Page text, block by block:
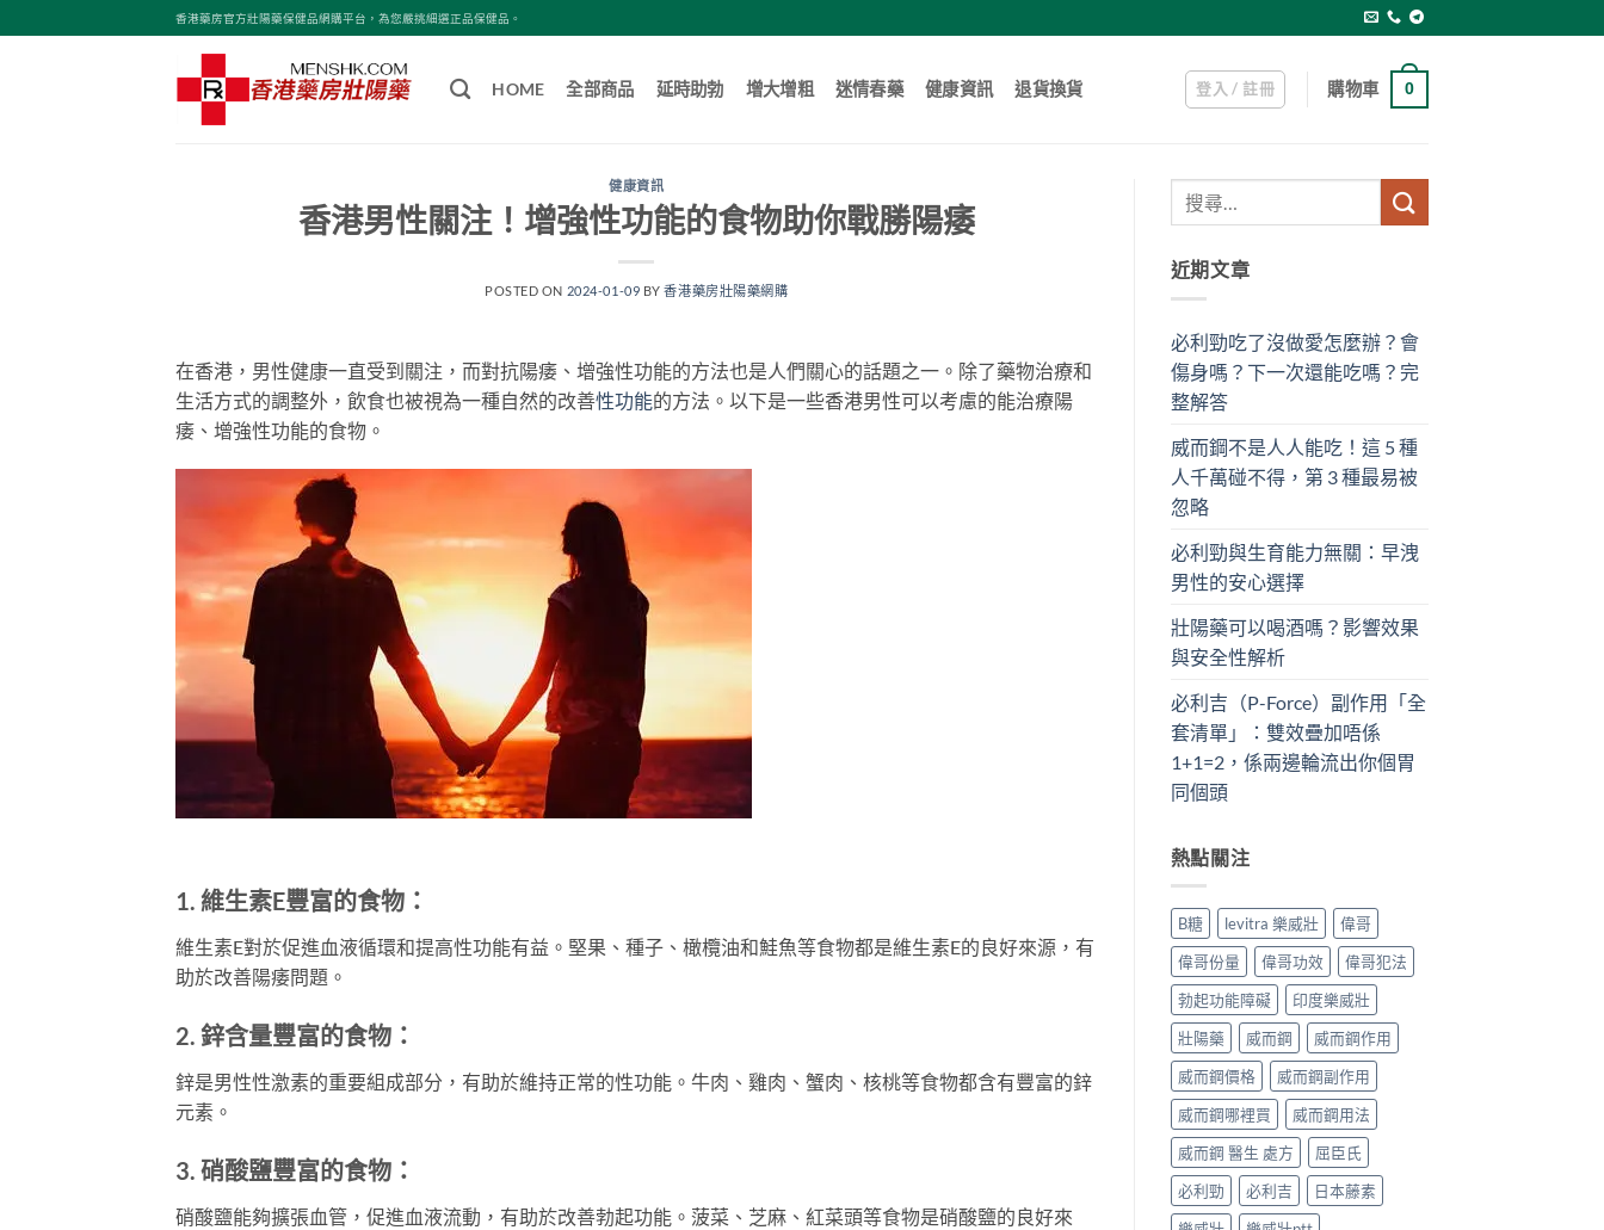
to
香港藥房官方壯陽藥保健品網購平台，為您嚴挑細選正品保健品。
HOME 全部商品 延時助勃 增大增粗 迷情春藥 健康資訊 退貨換貨 登入 / 註冊 購物車 0
健康資訊
香港男性關注！增強性功能的食物助你戰勝陽痿
POSTED ON 2024-01-09 BY香港藥房壯陽藥網購
在香港，男性健康一直受到關注，而對抗陽痿、增強性功能的方法也是人們關心的話題之一。除了藥物治療和
生活方式的調整外，飲食也被視為一種自然的改善性功能的方法。以下是一些香港男性可以考慮的能治療陽
痿、增強性功能的食物。
1. 維生素E豐富的食物：
維生素E對於促進血液循環和提高性功能有益。堅果、種子、橄欖油和鮭魚等食物都是維生素E的良好來源，有
助於改善陽痿問題。
2. 鋅含量豐富的食物：
鋅是男性性激素的重要組成部分，有助於維持正常的性功能。牛肉、雞肉、蟹肉、核桃等食物都含有豐富的鋅
元素。
3. 硝酸鹽豐富的食物：
硝酸鹽能夠擴張血管，促進血液流動，有助於改善勃起功能。菠菜、芝麻、紅菜頭等食物是硝酸鹽的良好來
近期文章
必利勁吃了沒做愛怎麼辦？會
傷身嗎？下一次還能吃嗎？完
整解答
威而鋼不是人人能吃！這 5 種
人千萬碰不得，第 3 種最易被
忽略
必利勁與生育能力無關：早洩
男性的安心選擇
壯陽藥可以喝酒嗎？影響效果
與安全性解析
必利吉（P-Force）副作用「全
套清單」：雙效疊加唔係
1+1=2，係兩邊輪流出你個胃
同個頭
熱點關注
B糖 levitra 樂威壯
偉哥
偉哥份量
偉哥功效
偉哥犯法
勃起功能障礙
印度樂威壯
壯陽藥
威而鋼
威而鋼作用
威而鋼價格
威而鋼副作用
威而鋼哪裡買
威而鋼用法
威而鋼 醫生 處方
屈臣氏
必利勁
必利吉
日本藤素